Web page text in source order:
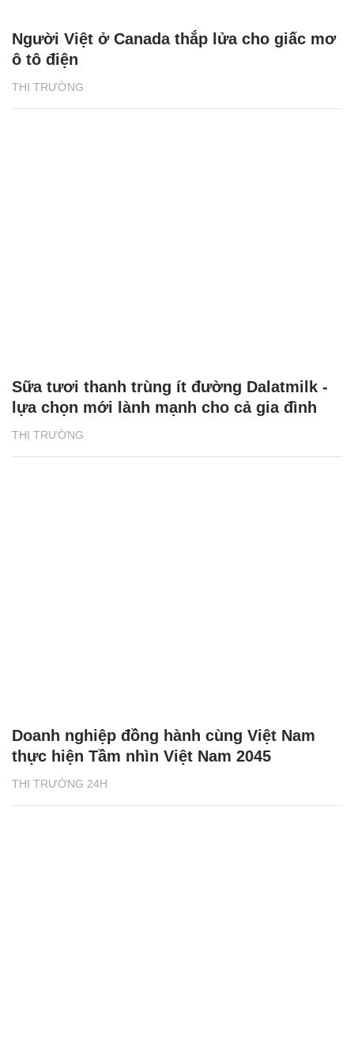
THỊ TRƯỜNG
Người Việt ở Canada thắp lửa cho giấc mơ
ô tô điện
THỊ TRƯỜNG
Sữa tươi thanh trùng ít đường Dalatmilk -
lựa chọn mới lành mạnh cho cả gia đình
THỊ TRƯỜNG 24H
Doanh nghiệp đồng hành cùng Việt Nam
thực hiện Tầm nhìn Việt Nam 2045